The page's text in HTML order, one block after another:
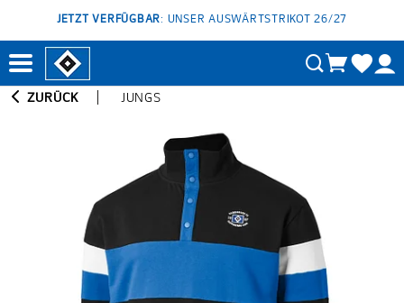
JETZT VERFÜGBAR: UNSER AUSWÄRTSTRIKOT 26/27
ZURÜCK JUNGS